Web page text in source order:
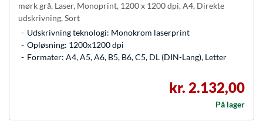
mørk grå, Laser, Monoprint, 1200 x 1200 dpi, A4, Direkte
udskrivning, Sort
Udskrivning teknologi: Monokrom laserprint
Opløsning: 1200x1200 dpi
Formater: A4, A5, A6, B5, B6, C5, DL (DIN-Lang), Letter
kr. 2.132,00
På lager